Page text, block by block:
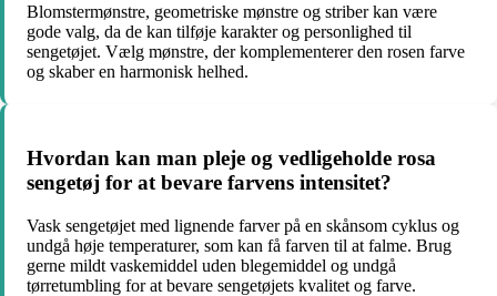
Blomstermønstre, geometriske mønstre og striber kan være
gode valg, da de kan tilføje karakter og personlighed til
sengetøjet. Vælg mønstre, der komplementerer den rosen farve
og skaber en harmonisk helhed.
Hvordan kan man pleje og vedligeholde rosa
sengetøj for at bevare farvens intensitet?
Vask sengetøjet med lignende farver på en skånsom cyklus og
undgå høje temperaturer, som kan få farven til at falme. Brug
gerne mildt vaskemiddel uden blegemiddel og undgå
tørretumbling for at bevare sengetøjets kvalitet og farve.